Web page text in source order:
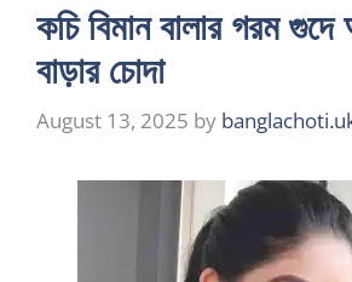
কচি বিমান বালার গরম
বাড়ার চোদা
August 13, 2025 by